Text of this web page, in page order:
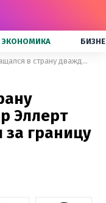
ЭКОНОМИКА
Я возвращался в страну дважды, – Александр Эллерт объяснил, как уехал за границу во время войны
Эллерт
за границу